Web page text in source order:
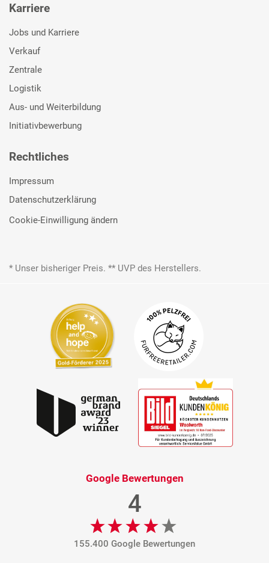
Karriere
Jobs und Karriere
Verkauf
Zentrale
Logistik
Aus- und Weiterbildung
Initiativbewerbung
Rechtliches
Impressum
Datenschutzerklärung
Cookie-Einwilligung ändern
* Unser bisheriger Preis. ** UVP des Herstellers.
Google Bewertungen
4
155.400 Google Bewertungen